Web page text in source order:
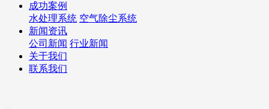
成功案例
水处理系统 空气除尘系统
新闻资讯
公司新闻 行业新闻
关于我们
联系我们